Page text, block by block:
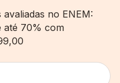
no ENEM:
até 70% com